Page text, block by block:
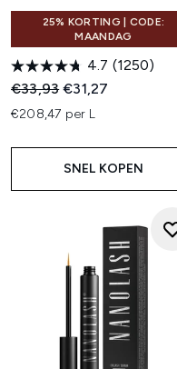
25% KORTING | CODE:
MAANDAG
4.7 (1250)
Recommended Retail
€33,93Huidige prijs:
€31,27
€208,47 per L
SNEL KOPEN